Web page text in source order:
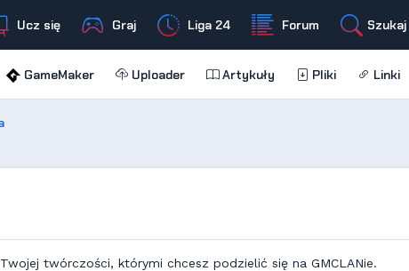
Ucz się Graj Liga 24 Forum Szukaj
GameMaker Uploader Artykuły Pliki Linki
twórczości, którymi chcesz podzielić się na GMCLANie.